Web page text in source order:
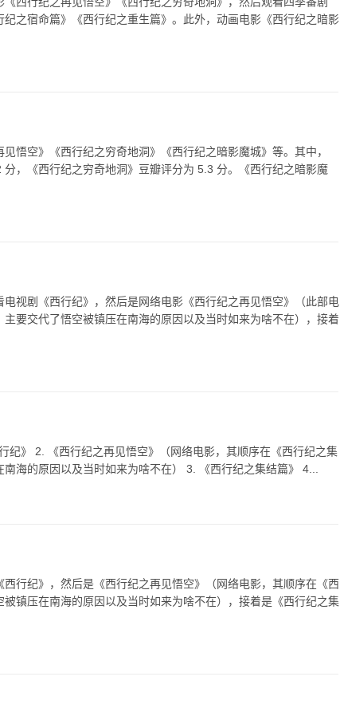
纪之宿命篇》《西行纪之重生篇》。此外，动画电影《西行纪之暗影
悟空》《西行纪之穷奇地洞》《西行纪之暗影魔城》等。其中，
分，《西行纪之穷奇地洞》豆瓣评分为 5.3 分。《西行纪之暗影魔
电视剧《西行纪》，然后是网络电影《西行纪之再见悟空》（此部电
要交代了悟空被镇压在南海的原因以及当时如来为啥不在），接着
纪》 2. 《西行纪之再见悟空》（网络电影，其顺序在《西行纪之集
海的原因以及当时如来为啥不在） 3. 《西行纪之集结篇》 4...
西行纪》，然后是《西行纪之再见悟空》（网络电影，其顺序在《西
镇压在南海的原因以及当时如来为啥不在），接着是《西行纪之集